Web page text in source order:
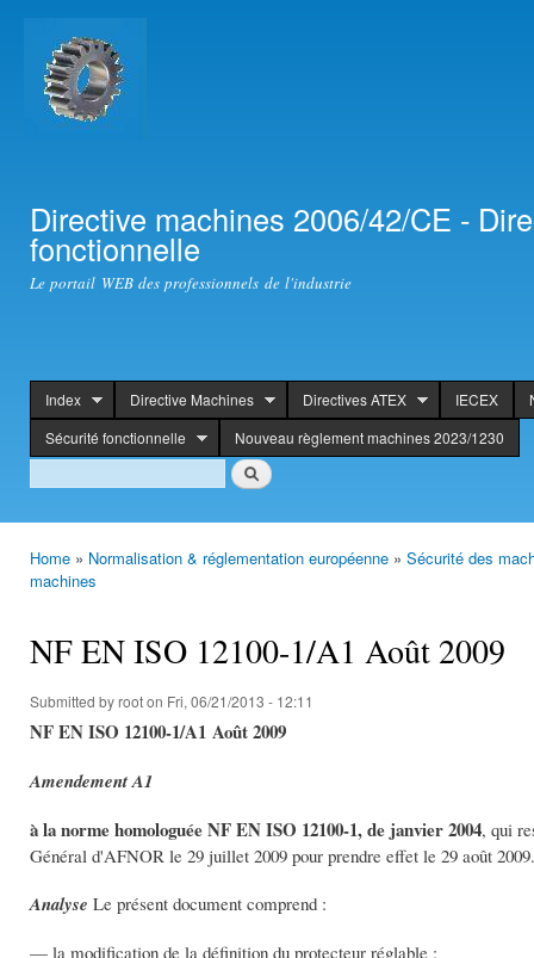
Directive machines 2006/42/CE -
fonctionnelle
Le portail WEB des professionnels de l'industrie
header
Index Directive Machines Directives ATEX IECEX
Sécurité fonctionnelle
Nouveau règlement machines 2023/1230
Search
Search
You are here
Home » Normalisation & réglementation européenne » Sécurité des
machines
NF EN ISO 12100-1/A1 Août 2009
Submitted byrooton Fri, 06/21/2013 - 12:11
NF EN ISO 12100-1/A1 Août 2009
Amendement A1
à la norme homologuée NF EN ISO 12100-1, de janvier 2004, qui
Général d'AFNOR le 29 juillet 2009 pour prendre effet le 29 août 2009.
Analyse Le présent document comprend :
— la modification de la définition du protecteur réglable ;